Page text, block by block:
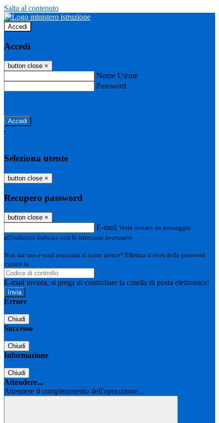
Salta al contenuto
Accedi
Accedi
button close ×
Nome Utente
Password
-
Seleziona utente
button close ×
Recupero password
button close ×
E-mail Verrà inviato un messaggio
all'indirizzo indicato con le istruzioni necessarie.
Non hai una e-mail associata al nome utente? Effettua il reset della password
tramite la
E-mail inviata, si prega di controllare la casella di posta elettronica!
Errore
Chiudi
Successo
Chiudi
Informazione
Chiudi
Attendere...
Attendere il completamento dell'operazione...